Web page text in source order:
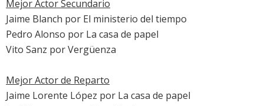
Mejor Actor Secundario
Jaime Blanch por El ministerio del tiempo
Pedro Alonso por La casa de papel
Vito Sanz por Vergüenza
Mejor Actor de Reparto
Jaime Lorente López por La casa de papel